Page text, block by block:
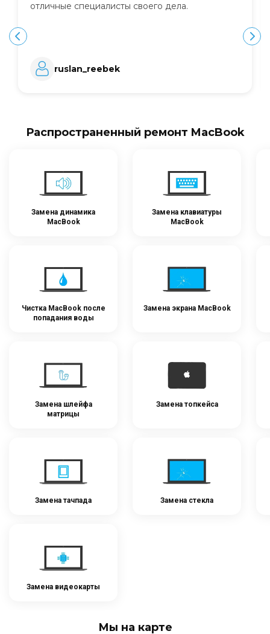
отличные специалисты своего дела.
ruslan_reebek
Распространенный ремонт MacBook
Замена динамика
MacBook
Замена клавиатуры
MacBook
Чистка MacBook после
попадания воды
Замена экрана MacBook
Замена шлейфа
матрицы
Замена топкейса
Замена тачпада Замена стекла
Замена видеокарты
Мы на карте